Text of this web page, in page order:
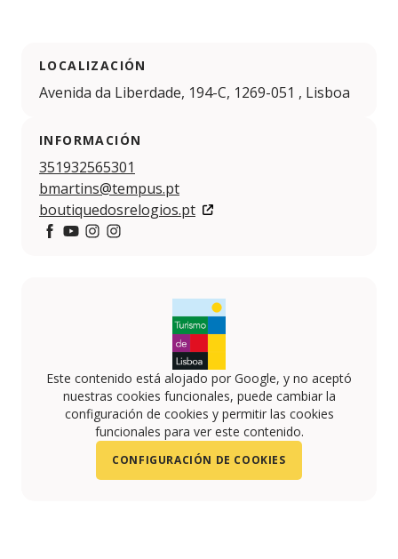
LOCALIZACIÓN
Avenida da Liberdade, 194-C, 1269-051 , Lisboa
INFORMACIÓN
351932565301
bmartins@tempus.pt
boutiquedosrelogios.pt
Este contenido está alojado por Google, y no aceptó
nuestras cookies funcionales, puede cambiar la
configuración de cookies y permitir las cookies
funcionales para ver este contenido.
CONFIGURACIÓN DE COOKIES